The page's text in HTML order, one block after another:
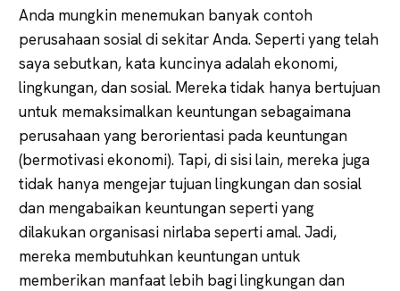
Anda mungkin menemukan banyak contoh
perusahaan sosial di sekitar Anda. Seperti yang telah
saya sebutkan, kata kuncinya adalah ekonomi,
lingkungan, dan sosial. Mereka tidak hanya bertujuan
untuk memaksimalkan keuntungan sebagaimana
perusahaan yang berorientasi pada keuntungan
(bermotivasi ekonomi). Tapi, di sisi lain, mereka juga
tidak hanya mengejar tujuan lingkungan dan sosial
dan mengabaikan keuntungan seperti yang
dilakukan organisasi nirlaba seperti amal. Jadi,
mereka membutuhkan keuntungan untuk
memberikan manfaat lebih bagi lingkungan dan